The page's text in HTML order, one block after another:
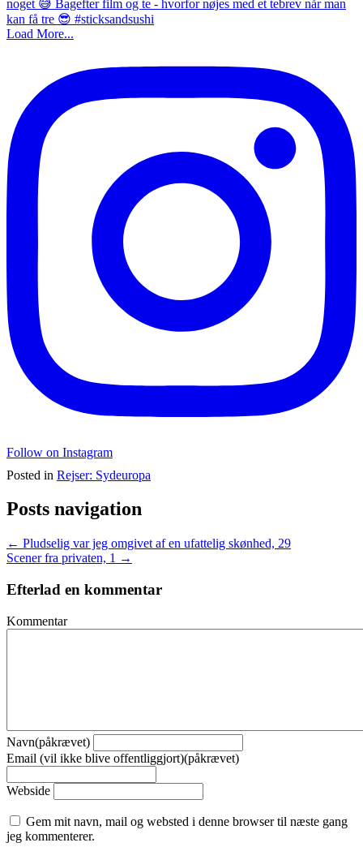
Load More...
Follow on Instagram
Posted in Rejser: Sydeuropa
Posts navigation
← Pludselig var jeg omgivet af en ufattelig skønhed, 29
Scener fra privaten, 1 →
Efterlad en kommentar
Kommentar
Navn(påkrævet)
Email (vil ikke blive offentliggjort)(påkrævet)
Webside
Gem mit navn, mail og websted i denne browser til næste gang
jeg kommenterer.